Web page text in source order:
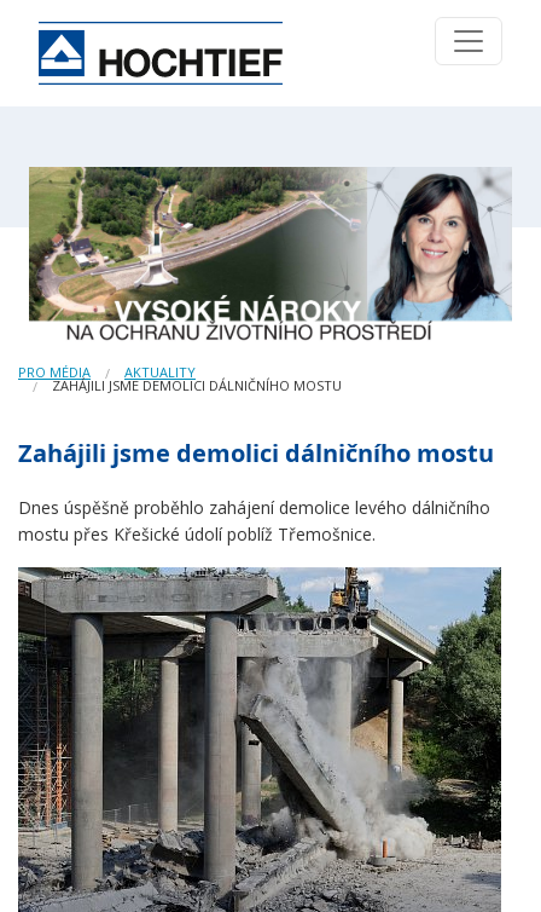
PRO MÉDIA AKTUALITY
ZAHÁJILI JSME DEMOLICI DÁLNIČNÍHO MOSTU
Zahájili jsme demolici dálničního mostu
Dnes úspěšně proběhlo zahájení demolice levého dálničního
mostu přes Křešické údolí poblíž Třemošnice.